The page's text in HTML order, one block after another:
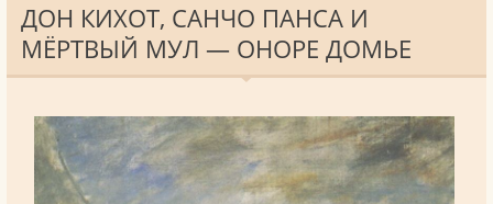
ДОН КИХОТ, САНЧО ПАНСА И
МЁРТВЫЙ МУЛ — ОНОРЕ ДОМЬЕ